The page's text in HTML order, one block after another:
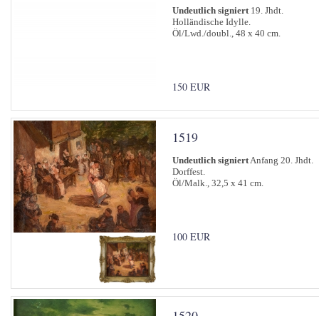
Undeutlich signiert19. Jhdt.
Holländische Idylle.
Öl/Lwd./doubl., 48 x 40 cm.
150 EUR
1519
Undeutlich signiertAnfang 20. Jhdt.
Dorffest.
Öl/Malk., 32,5 x 41 cm.
100 EUR